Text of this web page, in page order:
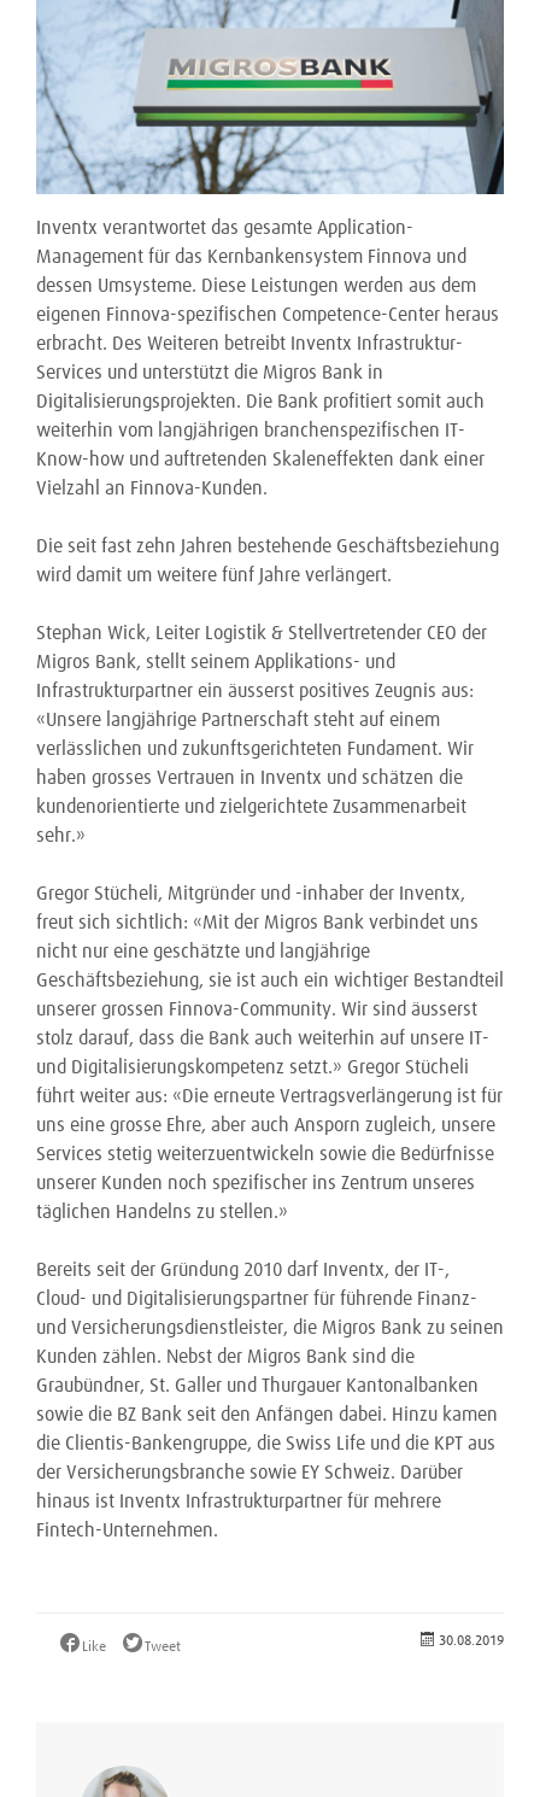
Inventx verantwortet das gesamte Application-
Management für das Kernbankensystem Finnova und
dessen Umsysteme. Diese Leistungen werden aus dem
eigenen Finnova-spezifischen Competence-Center heraus
erbracht. Des Weiteren betreibt Inventx Infrastruktur-
Services und unterstützt die Migros Bank in
Digitalisierungsprojekten. Die Bank profitiert somit auch
weiterhin vom langjährigen branchenspezifischen IT-
Know-how und auftretenden Skaleneffekten dank einer
Vielzahl an Finnova-Kunden.
Die seit fast zehn Jahren bestehende Geschäftsbeziehung
wird damit um weitere fünf Jahre verlängert.
Stephan Wick, Leiter Logistik & Stellvertretender CEO der
Migros Bank, stellt seinem Applikations- und
Infrastrukturpartner ein äusserst positives Zeugnis aus:
«Unsere langjährige Partnerschaft steht auf einem
verlässlichen und zukunftsgerichteten Fundament. Wir
haben grosses Vertrauen in Inventx und schätzen die
kundenorientierte und zielgerichtete Zusammenarbeit
sehr.»
Gregor Stücheli, Mitgründer und -inhaber der Inventx,
freut sich sichtlich: «Mit der Migros Bank verbindet uns
nicht nur eine geschätzte und langjährige
Geschäftsbeziehung, sie ist auch ein wichtiger Bestandteil
unserer grossen Finnova-Community. Wir sind äusserst
stolz darauf, dass die Bank auch weiterhin auf unsere IT-
und Digitalisierungskompetenz setzt.» Gregor Stücheli
führt weiter aus: «Die erneute Vertragsverlängerung ist für
uns eine grosse Ehre, aber auch Ansporn zugleich, unsere
Services stetig weiterzuentwickeln sowie die Bedürfnisse
unserer Kunden noch spezifischer ins Zentrum unseres
täglichen Handelns zu stellen.»
Bereits seit der Gründung 2010 darf Inventx, der IT-,
Cloud- und Digitalisierungspartner für führende Finanz-
und Versicherungsdienstleister, die Migros Bank zu seinen
Kunden zählen. Nebst der Migros Bank sind die
Graubündner, St. Galler und Thurgauer Kantonalbanken
sowie die BZ Bank seit den Anfängen dabei. Hinzu kamen
die Clientis-Bankengruppe, die Swiss Life und die KPT aus
der Versicherungsbranche sowie EY Schweiz. Darüber
hinaus ist Inventx Infrastrukturpartner für mehrere
Fintech-Unternehmen.
Like Tweet 30.08.2019